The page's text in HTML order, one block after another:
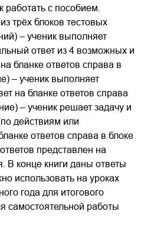
с пособием.
трёх блоков тестовых
– ученик выполняет
ответ из 4 возможных и
бланке ответов справа в
– ученик выполняет
на бланке ответов справа
– ученик решает задачу и
действиям или
ответов справа в блоке
представлен на
В конце книги даны ответы
использовать на уроках
года для итогового
самостоятельной работы